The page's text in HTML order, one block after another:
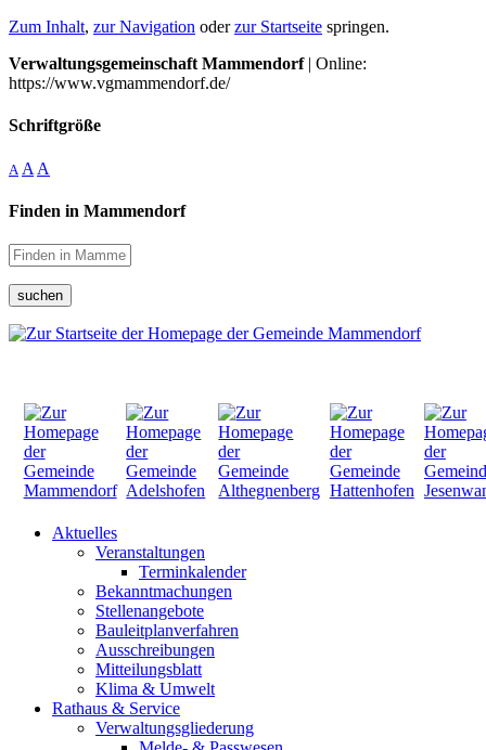
Zum Inhalt, zur Navigation oderzur Startseite springen.
Verwaltungsgemeinschaft Mammendorf| Online:
https://www.vgmammendorf.de/
Schriftgröße
A A A
Finden in Mammendorf
suchen
Aktuelles
Veranstaltungen
Terminkalender
Bekanntmachungen
Stellenangebote
Bauleitplanverfahren
Ausschreibungen
Mitteilungsblatt
Klima & Umwelt
Rathaus & Service
Verwaltungsgliederung